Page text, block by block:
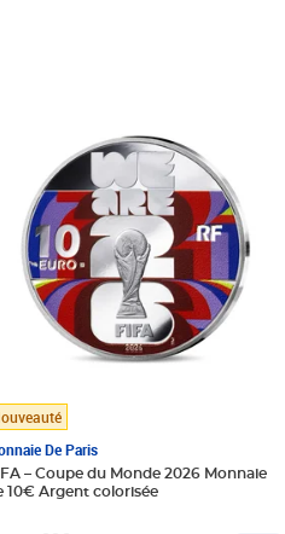
De Paris
– Coupe du Monde 2026 Monnaie
10€ Argent colorisée